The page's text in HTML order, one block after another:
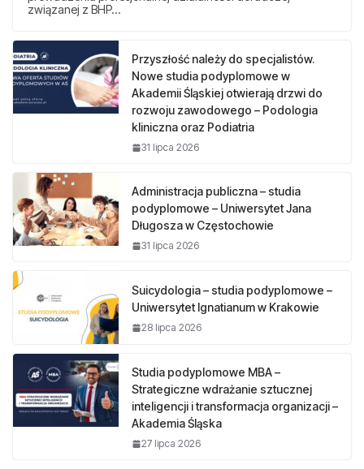
związanej z BHP…
Przyszłość należy do specjalistów.
Nowe studia podyplomowe w
Akademii Śląskiej otwierają drzwi do
rozwoju zawodowego – Podologia
kliniczna oraz Podiatria
31 lipca 2026
Administracja publiczna – studia
podyplomowe – Uniwersytet Jana
Długosza w Częstochowie
31 lipca 2026
Suicydologia – studia podyplomowe –
Uniwersytet Ignatianum w Krakowie
28 lipca 2026
Studia podyplomowe MBA –
Strategiczne wdrażanie sztucznej
inteligencji i transformacja organizacji –
Akademia Śląska
27 lipca 2026